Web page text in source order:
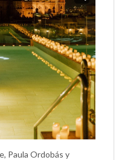
Paula Ordobás y